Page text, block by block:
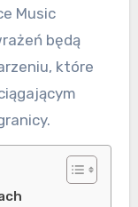
Music
będą
które